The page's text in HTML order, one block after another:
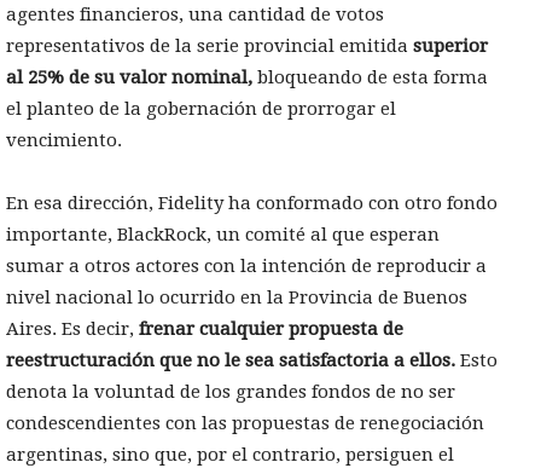
agentes financieros, una cantidad de votos
representativos de la serie provincial emitida superior
al 25% de su valor nominal, bloqueando de esta forma
el planteo de la gobernación de prorrogar el
vencimiento.
En esa dirección, Fidelity ha conformado con otro fondo
importante, BlackRock, un comité al que esperan
sumar a otros actores con la intención de reproducir a
nivel nacional lo ocurrido en la Provincia de Buenos
Aires. Es decir, frenar cualquier propuesta de
reestructuración que no le sea satisfactoria a ellos. Esto
denota la voluntad de los grandes fondos de no ser
condescendientes con las propuestas de renegociación
argentinas, sino que, por el contrario, persiguen el